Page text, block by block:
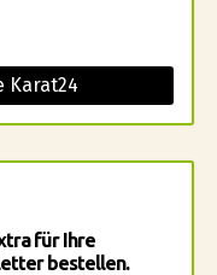
Karat24
für Ihre
bestellen.